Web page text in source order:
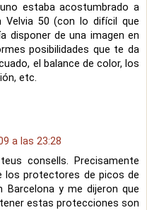
estaba acostumbrado a
Velvia 50 (con lo difícil que
disponer de una imagen en
posibilidades que te da
el balance de color, los
etc.
a las 23:28
consells. Precisamente
los protectores de picos de
y me dijeron que
estas protecciones son